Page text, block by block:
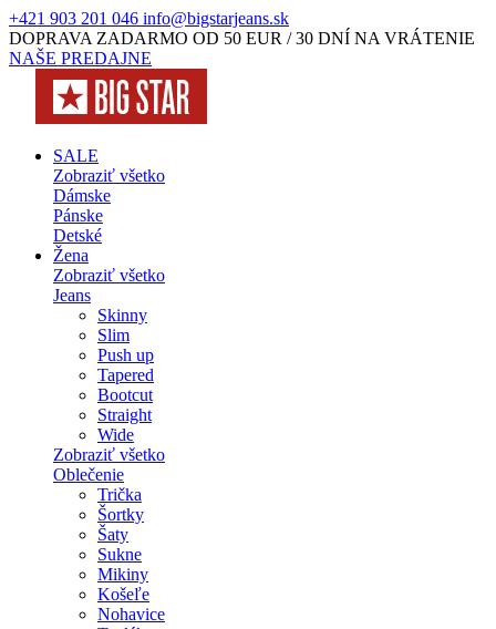
+421 903 201 046 info@bigstarjeans.sk
DOPRAVA ZADARMO OD 50 EUR / 30 DNÍ NA VRÁTENIE
NAŠE PREDAJNE
SALE
Zobraziť všetko
Dámske
Pánske
Detské
Žena
Zobraziť všetko
Jeans
Skinny
Slim
Push up
Tapered
Bootcut
Straight
Wide
Zobraziť všetko
Oblečenie
Trička
Šortky
Šaty
Sukne
Mikiny
Košeľe
Nohavice